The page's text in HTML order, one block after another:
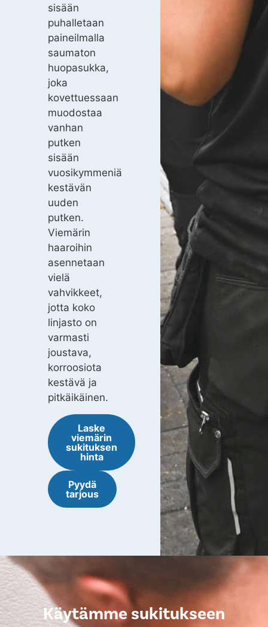
sisään
puhalletaan
paineilmalla
saumaton
huopasukka,
joka
kovettuessaan
muodostaa
vanhan
putken
sisään
vuosikymmeniä
kestävän
uuden
putken.
Viemärin
haaroihin
asennetaan
vielä
vahvikkeet,
jotta koko
linjasto on
varmasti
joustava,
korroosiota
kestävä ja
pitkäikäinen.
Laske
viemärin
sukituksen
hinta
Pyydä
tarjous
Käytämme sukitukseen